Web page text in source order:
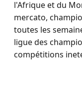
l'Afrique et du
mercato,
toutes les
ligue des
compétitions